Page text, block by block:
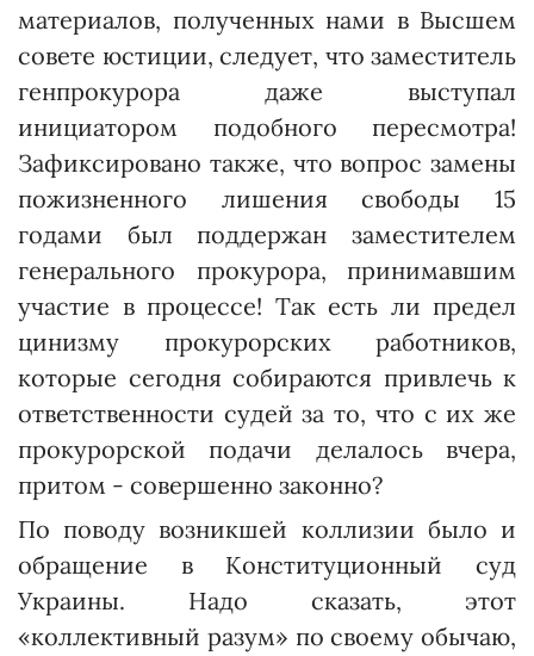
материалов, полученных нами в Высшем
совете юстиции, следует, что заместитель
генпрокурора даже выступал
инициатором подобного пересмотра!
Зафиксировано также, что вопрос замены
пожизненного лишения свободы 15
годами был поддержан заместителем
генерального прокурора, принимавшим
участие в процессе! Так есть ли предел
цинизму прокурорских работников,
которые сегодня собираются привлечь к
ответственности судей за то, что с их же
прокурорской подачи делалось вчера,
притом - совершенно законно?
По поводу возникшей коллизии было и
обращение в Конституционный суд
Украины. Надо сказать, этот
«коллективный разум» по своему обычаю,